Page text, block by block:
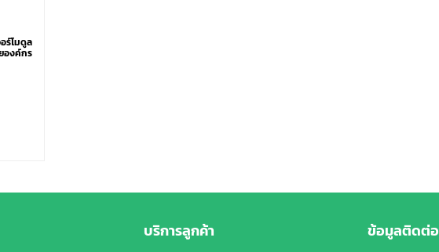
ร์โมดูล
องค์กร
บริการลูกค้า ข้อมูลติดต่อ